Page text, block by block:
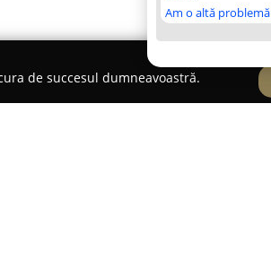
Am o altă problemă
de succesul dumneavoastră.